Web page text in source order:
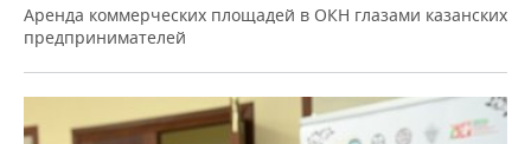
Аренда коммерческих площадей в ОКН глазами казанских
предпринимателей